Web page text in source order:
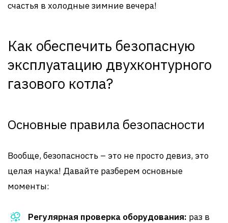
счастья в холодные зимние вечера!
Как обеспечить безопасную
эксплуатацию двухконтурного
газового котла?
Основные правила безопасности
Вообще, безопасность – это не просто девиз, это
целая наука! Давайте разберем основные
моменты:
Регулярная проверка оборудования: раз в